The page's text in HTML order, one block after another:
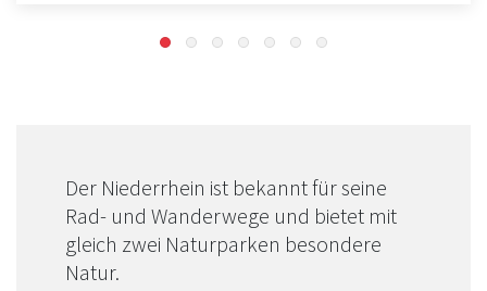
Der Niederrhein ist bekannt für seine
Rad- und Wanderwege und bietet mit
gleich zwei Naturparken besondere
Natur.